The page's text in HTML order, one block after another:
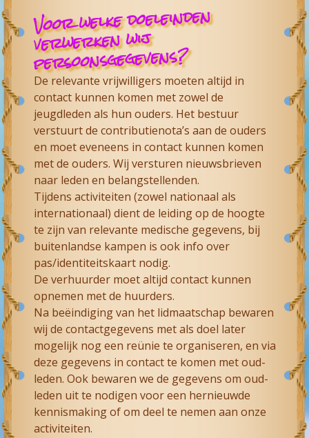
Voor welke doeleinden
verwerken wij
persoonsgegevens?
De relevante vrijwilligers moeten altijd in
contact kunnen komen met zowel de
jeugdleden als hun ouders. Het bestuur
verstuurt de contributienota’s aan de ouders
en moet eveneens in contact kunnen komen
met de ouders. Wij versturen nieuwsbrieven
naar leden en belangstellenden.
Tijdens activiteiten (zowel nationaal als
internationaal) dient de leiding op de hoogte
te zijn van relevante medische gegevens, bij
buitenlandse kampen is ook info over
pas/identiteitskaart nodig.
De verhuurder moet altijd contact kunnen
opnemen met de huurders.
Na beëindiging van het lidmaatschap bewaren
wij de contactgegevens met als doel later
mogelijk nog een reünie te organiseren, en via
deze gegevens in contact te komen met oud-
leden. Ook bewaren we de gegevens om oud-
leden uit te nodigen voor een hernieuwde
kennismaking of om deel te nemen aan onze
activiteiten.